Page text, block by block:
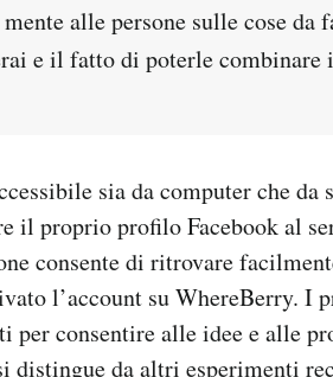
alle persone sulle cose da
e il fatto di poterle
sia da computer che
il proprio profilo Facebook al
consente di ritrovare
l’account su WhereBerry. I
per consentire alle idee e alle
distingue da altri esperimenti